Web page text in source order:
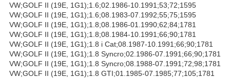
VW;GOLF II (19E, 1G1);1.6;02.1986-10.1991;53;72;1595
VW;GOLF II (19E, 1G1);1.6;08.1983-07.1992;55;75;1595
VW;GOLF II (19E, 1G1);1.8;08.1986-01.1990;62;84;1781
VW;GOLF II (19E, 1G1);1.8;08.1984-10.1991;66;90;1781
VW;GOLF II (19E, 1G1);1.8 i Cat;08.1987-10.1991;66;90;1781
VW;GOLF II (19E, 1G1);1.8 Syncro;02.1986-07.1991;66;90;1781
VW;GOLF II (19E, 1G1);1.8 Syncro;08.1988-07.1991;72;98;1781
VW;GOLF II (19E, 1G1);1.8 GTI;01.1985-07.1985;77;105;1781